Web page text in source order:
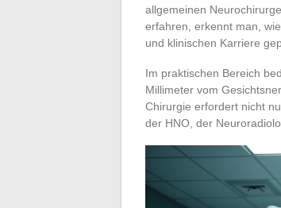
allgemeinen
erfahren, erkennt man,
und klinischen Karriere
Im praktischen Bereich
Millimeter vom
Chirurgie erfordert nicht
der HNO, der